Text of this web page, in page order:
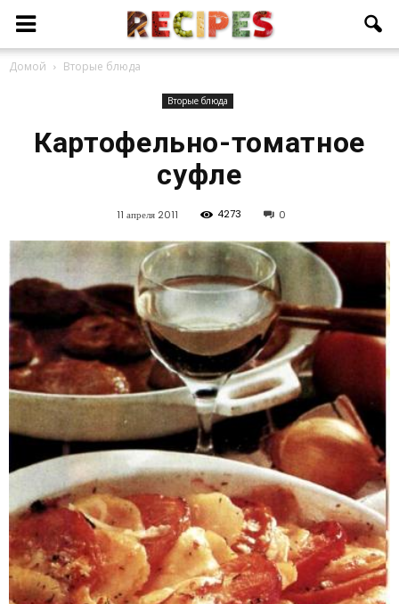
Домой Вторые блюда
Вторые блюда
Картофельно-томатное
суфле
11 апреля 2011 4273 0